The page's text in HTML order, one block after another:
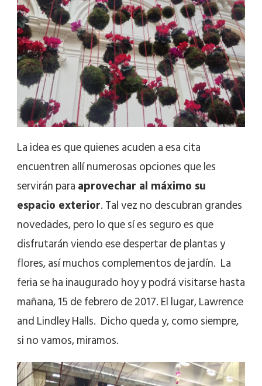
La idea es que quienes acuden a esa cita
encuentren allí numerosas opciones que les
servirán paraaprovechar al máximo su
espacio exterior. Tal vez no descubran grandes
novedades, pero lo que sí es seguro es que
disfrutarán viendo ese despertar de plantas y
flores, así muchos complementos de jardín. La
feria se ha inaugurado hoy y podrá visitarse hasta
mañana, 15 de febrero de 2017. El lugar, Lawrence
and Lindley Halls. Dicho queda y, como siempre,
si no vamos, miramos.